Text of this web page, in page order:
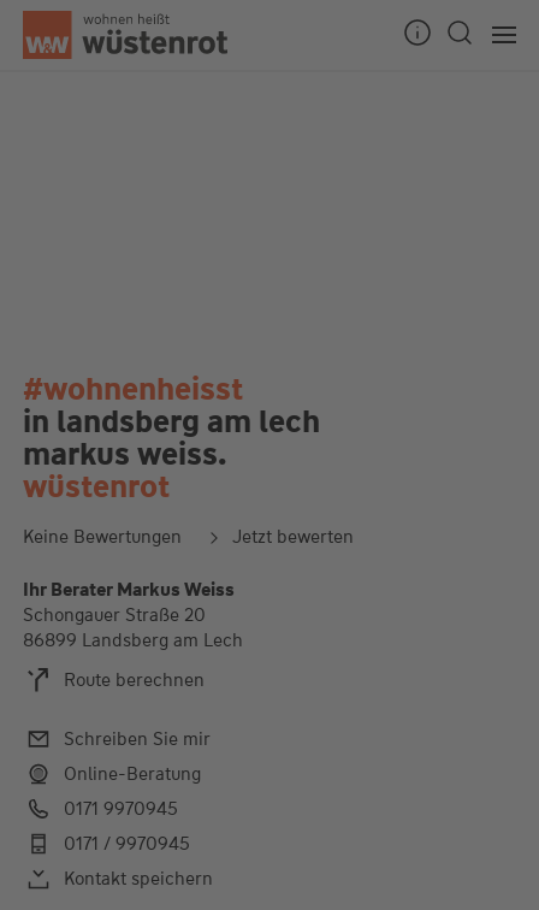
#wohnenheisst
in landsberg am lech
markus weiss.
wüstenrot
Keine Bewertungen Jetzt bewerten
Ihr Berater Markus Weiss
Schongauer Straße 20
86899 Landsberg am Lech
Route berechnen
Schreiben Sie mir
Online-Beratung
0171 9970945
0171 / 9970945
Kontakt speichern